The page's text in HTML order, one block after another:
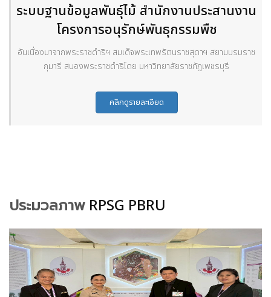
ระบบฐานข้อมูลพันธุ์ไม้ สำนักงานประสานงาน
โครงการอนุรักษ์พันธุกรรมพืช
อันเนื่องมาจากพระราชดำริฯ สมเด็จพระเทพรัตนราชสุดาฯ สยามบรมราช
กุมารี สนองพระราชดำริโดย มหาวิทยาลัยราชภัฎเพชรบุรี
คลิกดูรายละเอียด
ประมวลภาพ RPSG PBRU